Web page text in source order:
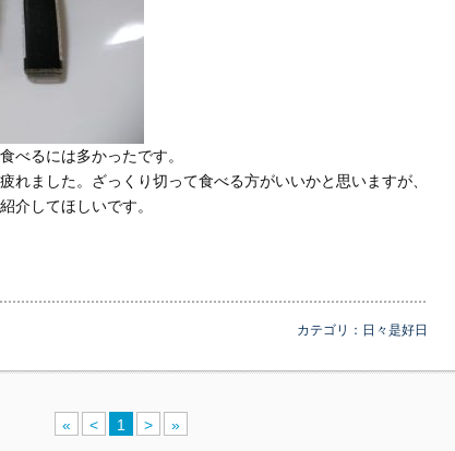
べるには多かったです。
れました。ざっくり切って食べる方がいいかと思いますが、
介してほしいです。
カテゴリ： 日々是好日
« < 1 > »